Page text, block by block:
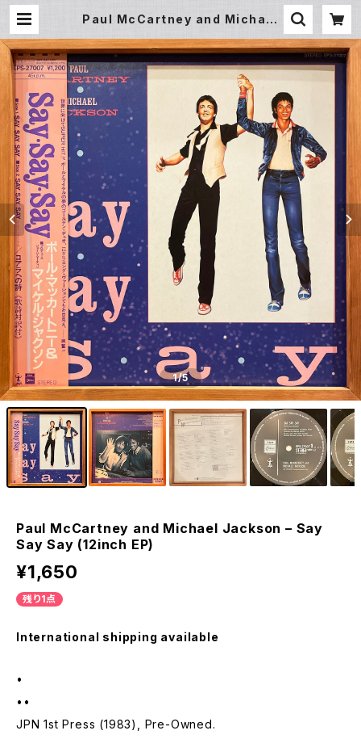
Paul McCartney and Michael
h EP) | Underground Gallery R
ecord Store
1/5
Paul McCartney and Michael Jackson – Say
Say Say (12inch EP)
¥1,650
残り1点
International shipping available
•
••
JPN 1st Press (1983), Pre-Owned.